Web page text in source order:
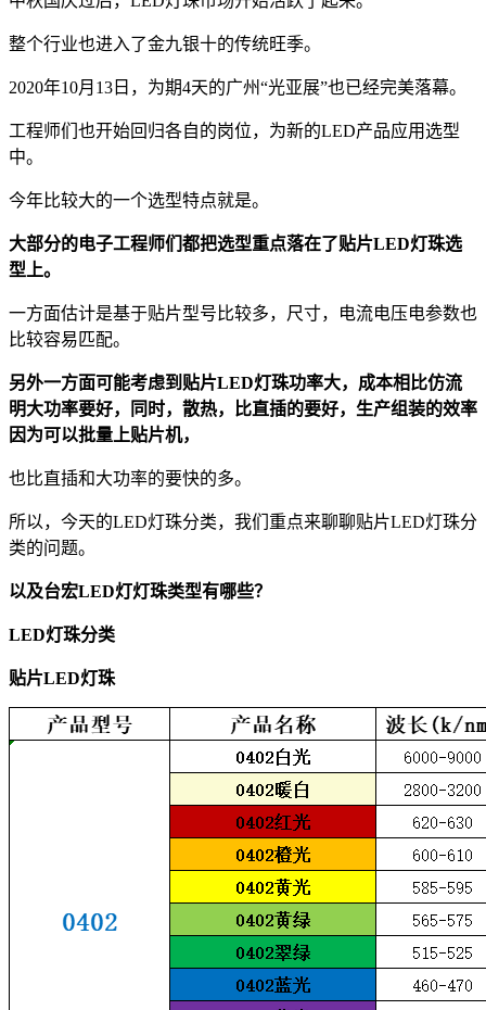
整个行业也进入了金九银十的传统旺季。
2020年10月13日，为期4天的广州“光亚展”也已经完美落幕。
工程师们也开始回归各自的岗位，为新的LED产品应用选型
中。
今年比较大的一个选型特点就是。
大部分的电子工程师们都把选型重点落在了贴片LED灯珠选
型上。
一方面估计是基于贴片型号比较多，尺寸，电流电压电参数也
比较容易匹配。
另外一方面可能考虑到贴片LED灯珠功率大，成本相比仿流
明大功率要好，同时，散热，比直插的要好，生产组装的效率
因为可以批量上贴片机，
也比直插和大功率的要快的多。
所以，今天的LED灯珠分类，我们重点来聊聊贴片LED灯珠分
类的问题。
以及台宏LED灯灯珠类型有哪些？
LED灯珠分类
贴片LED灯珠